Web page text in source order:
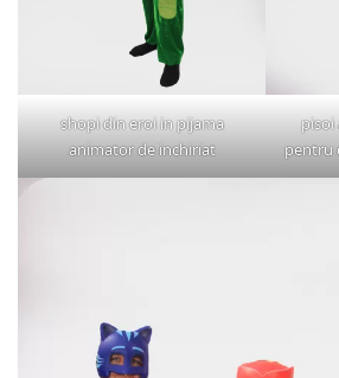
shopi din eroi in pijama
animator de inchiriat
pisoi
pentru